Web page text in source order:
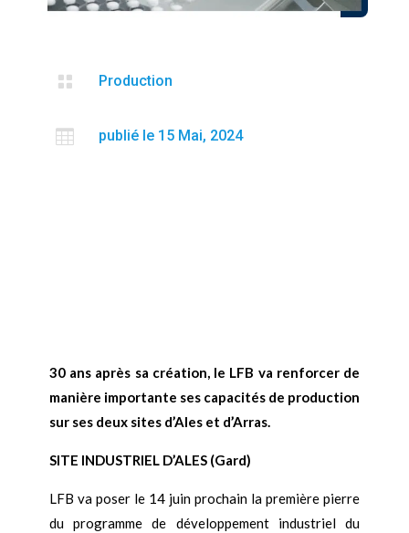
 Production
 publié le 15 Mai, 2024
30 ans après sa création, le LFB va renforcer de
manière importante ses capacités de production
sur ses deux sites d’Ales et d’Arras.
SITE INDUSTRIEL D’ALES (Gard)
LFB va poser le 14 juin prochain la première pierre
du programme de développement industriel du